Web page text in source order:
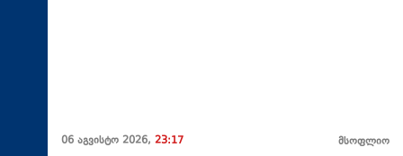
06 აგვისტო 2026, 23:17 მსოფლიო